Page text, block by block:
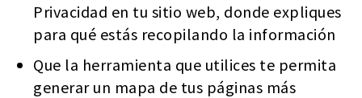
Privacidad en tu sitio web, donde expliques
para qué estás recopilando la información
Que la herramienta que utilices te permita
generar un mapa de tus páginas más